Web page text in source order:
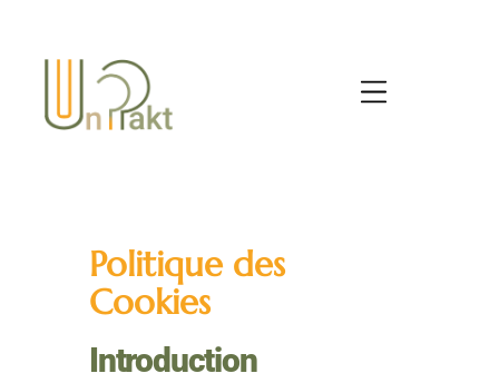
Politique des
Cookies
Introduction